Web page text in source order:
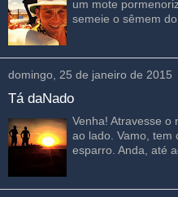
um mote
semeie o sêmem
domingo, 25 de janeiro de 2015
Tá daNado
Venha! Atravesse o
ao lado. Vamo, tem
esparro. Anda, até